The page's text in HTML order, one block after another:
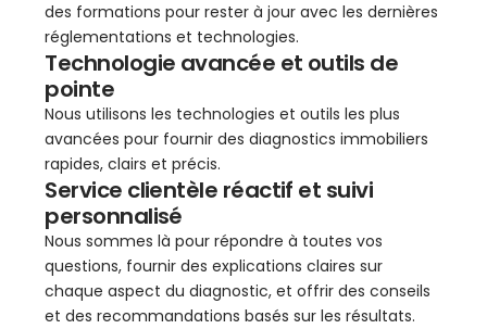
des formations pour rester à jour avec les dernières
réglementations et technologies.
Technologie avancée et outils de
pointe
Nous utilisons les technologies et outils les plus
avancées pour fournir des diagnostics immobiliers
rapides, clairs et précis.
Service clientèle réactif et suivi
personnalisé
Nous sommes là pour répondre à toutes vos
questions, fournir des explications claires sur
chaque aspect du diagnostic, et offrir des conseils
et des recommandations basés sur les résultats.